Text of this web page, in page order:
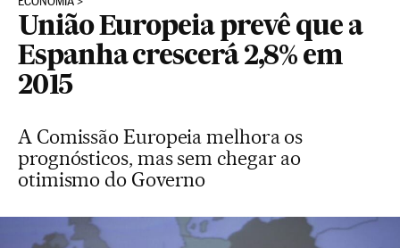
União Europeia prevê que a
Espanha crescerá 2,8% em
2015
A Comissão Europeia melhora os
prognósticos, mas sem chegar ao
otimismo do Governo